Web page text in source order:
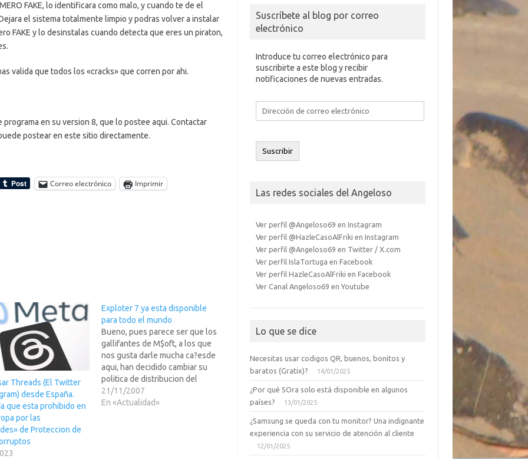
FAKE, lo identificara como malo, y cuando te de el
el sistema totalmente limpio y podras volver a instalar
FAKE y lo desinstalas cuando detecta que eres un piraton,
valida que todos los «cracks» que corren por ahi.
programa en su version 8, que lo postee aqui. Contactar
postear en este sitio directamente.
Correo electrónico Imprimir
Threads (El Twitter
desde España.
que esta prohibido en
por las
de Proteccion de
Exploter 7 ya esta disponible
para todo el mundo
Bueno, pues parece ser que los
gallifantes de M$oft, a los que
nos gusta darle mucha ca?esde
aqui, han decidido cambiar su
politica de distribucion del
Exploter 7 y ahora ya no es
necesario el tener unas
21/11/2007
En «Actualidad»
Suscríbete al blog por correo
electrónico
Introduce tu correo electrónico para
suscribirte a este blog y recibir
notificaciones de nuevas entradas.
Dirección
electrónico
Suscribir
Las redes sociales del Angeloso
Ver perfil @Angeloso69 en Instagram
Ver perfil @HazleCasoAlFriki en Instagram
Ver perfil @Angeloso69 en Twitter / X.com
Ver perfil IslaTortuga en Facebook
Ver perfil HazleCasoAlFriki en Facebook
Ver Canal Angeloso69 en Youtube
Lo que se dice
Necesitas usar codigos QR, buenos, bonitos y
baratos (Gratix)?
14/01/2025
¿Por qué SOra solo está disponible en algunos
países?
13/01/2025
¿Samsung se queda con tu monitor? Una indignante
experiencia con su servicio de atención al cliente
12/01/2025